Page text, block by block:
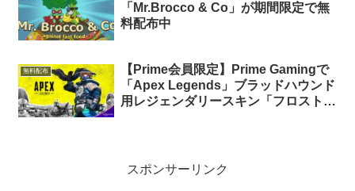
「Mr.Brocco & Co」が期間限定で無
料配布中
無料配布
【Prime会員限定】Prime Gamingで
「Apex Legends」ブラッドハウンド
用レジェンダリースキン「フロストヘ
スポンサーリンク